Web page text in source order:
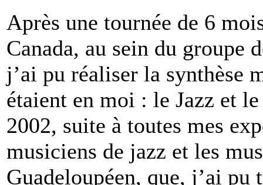
Après une tournée de 6
Canada, au sein du groupe
j’ai pu réaliser la synthèse
étaient en moi : le Jazz et
2002, suite à toutes mes
musiciens de jazz et les
Guadeloupéen, que, j’ai